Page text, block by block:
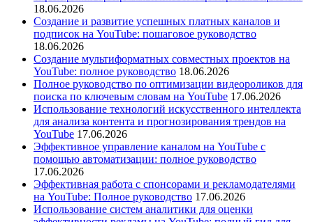
18.06.2026
Создание и развитие успешных платных каналов и
подписок на YouTube: пошаговое руководство
18.06.2026
Создание мультиформатных совместных проектов на
YouTube: полное руководство 18.06.2026
Полное руководство по оптимизации видеороликов для
поиска по ключевым словам на YouTube 17.06.2026
Использование технологий искусственного интеллекта
для анализа контента и прогнозирования трендов на
YouTube 17.06.2026
Эффективное управление каналом на YouTube с
помощью автоматизации: полное руководство
17.06.2026
Эффективная работа с спонсорами и рекламодателями
на YouTube: Полное руководство 17.06.2026
Использование систем аналитики для оценки